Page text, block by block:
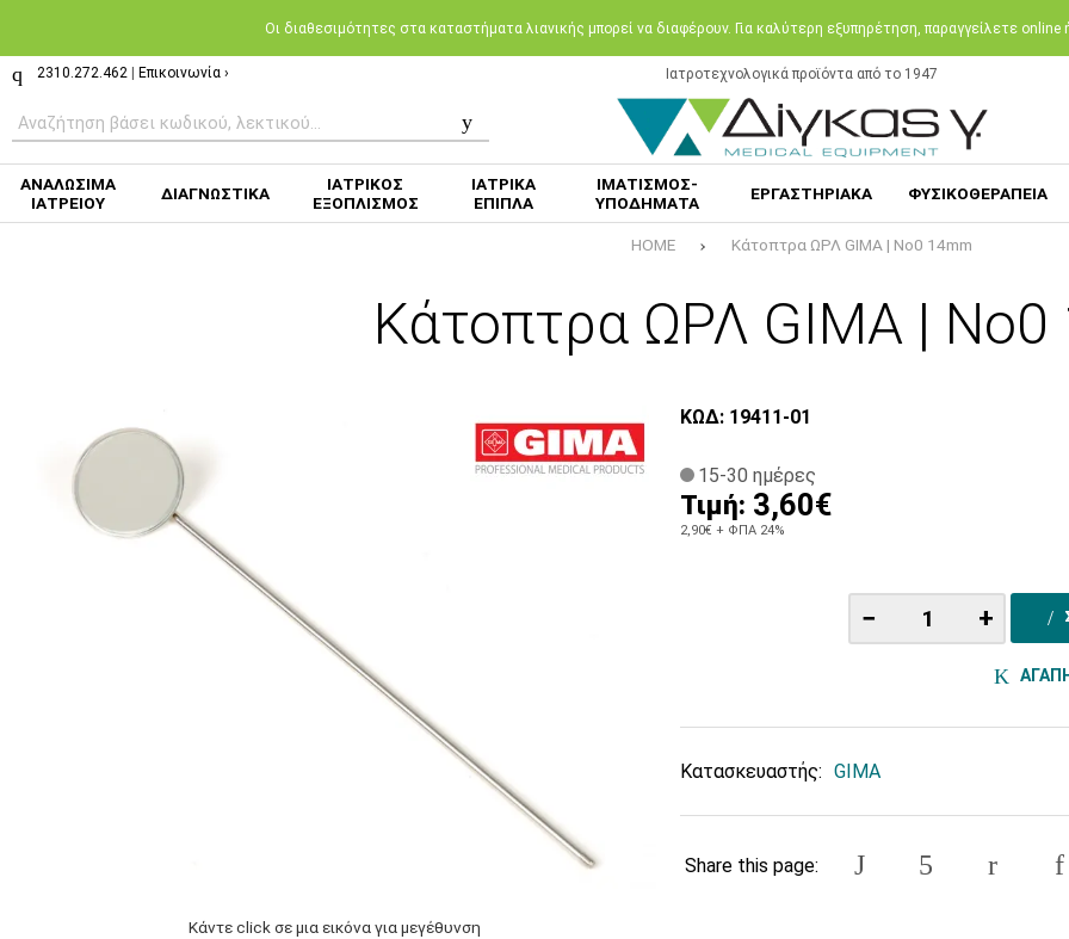
Oι διαθεσιμότητες στα καταστήματα λιανικής μπορεί να διαφέρουν. Για καλύτερη εξυπηρέτηση, παραγγείλετε
2310.272.462 Επικοινωνία › Ιατροτεχνολογικά προϊόντα από το 1947
ΑΝΑΛΩΣΙΜΑ
ΙΑΤΡΕΙΟΥ
ΔΙΑΓΝΩΣΤΙΚΑ
ΙΑΤΡΙΚΟΣ
ΕΞΟΠΛΙΣΜΟΣ
ΙΑΤΡΙΚΑ
ΕΠΙΠΛΑ
ΙΜΑΤΙΣΜΟΣ-
ΥΠΟΔΗΜΑΤΑ
ΕΡΓΑΣΤΗΡΙΑΚΑ ΦΥΣΙΚΟΘΕΡΑΠΕΙΑ
HOME Κάτοπτρα ΩΡΛ GIMA | Νο0 14mm
Κάτοπτρα ΩΡΛ GIMA |
Κάντε click σε μια εικόνα για μεγέθυνση
ΚΩΔ: 19411-01
15-30 ημέρες
Τιμή: 3,60€
2,90€ + ΦΠΑ 24%
− +
Κατασκευαστής: GIMA
Share this page: